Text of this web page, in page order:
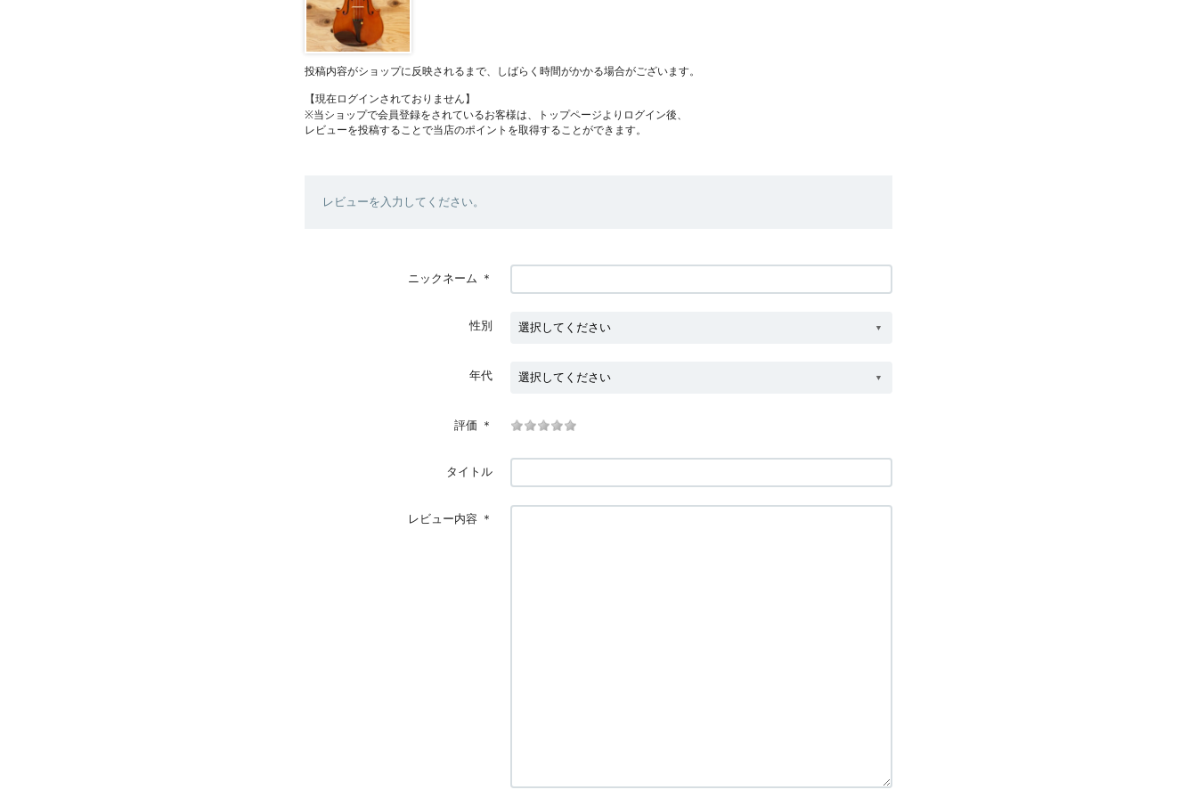
投稿内容がショップに反映されるまで、しばらく時間がかかる場合がございます。
【現在ログインされておりません】
※当ショップで会員登録をされているお客様は、トップページよりログイン後、
レビューを投稿することで当店のポイントを取得することができます。
レビューを入力してください。
ニックネーム ＊
性別
年代
評価 ＊
タイトル
レビュー内容 ＊